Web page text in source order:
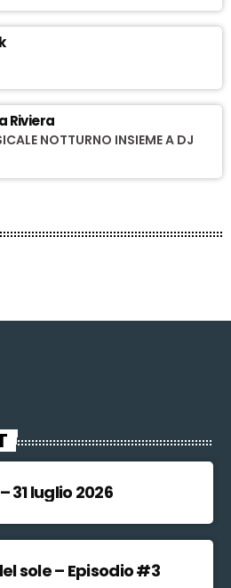
Riviera
NOTTURNO INSIEME A DJ
31 luglio 2026
sole – Episodio #3